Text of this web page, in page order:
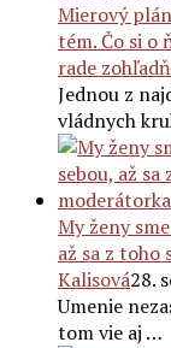
Mierový
tém. Čo si o
rade
Jednou z
vládnych
My ženy
až sa z
Kalisová28.
Umenie
tom vie aj …